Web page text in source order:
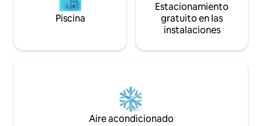
Piscina
Estacionamiento
gratuito en las
instalaciones
Aire acondicionado